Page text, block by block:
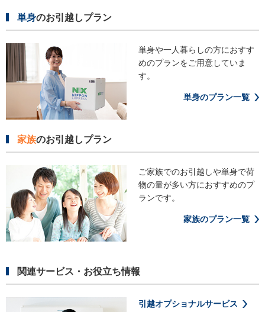
単身のお引越しプラン
単身や一人暮らしの方におすす
めのプランをご用意していま
す。
単身のプラン一覧
家族のお引越しプラン
ご家族でのお引越しや単身で荷
物の量が多い方におすすめのプ
ランです。
家族のプラン一覧
関連サービス・お役立ち情報
引越オプショナルサービス